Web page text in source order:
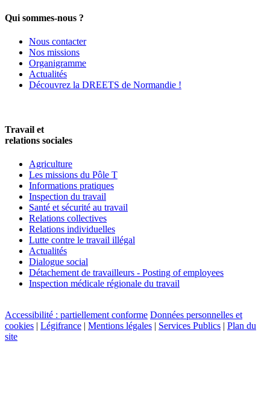
Qui sommes-nous ?
Nous contacter
Nos missions
Organigramme
Actualités
Découvrez la DREETS de Normandie !
Travail et
relations sociales
Agriculture
Les missions du Pôle T
Informations pratiques
Inspection du travail
Santé et sécurité au travail
Relations collectives
Relations individuelles
Lutte contre le travail illégal
Actualités
Dialogue social
Détachement de travailleurs - Posting of employees
Inspection médicale régionale du travail
Accessibilité : partiellement conforme Données personnelles et
cookies | Légifrance | Mentions légales | Services Publics | Plan du
site